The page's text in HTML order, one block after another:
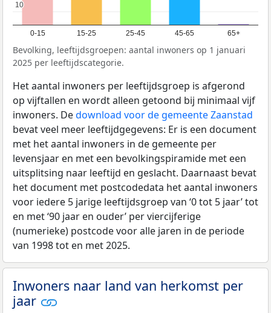
0-15 15-25 25-45 45-65 65+
10
10
Bevolking, leeftijdsgroepen: aantal inwoners op 1 januari
2025 per leeftijdscategorie.
Het aantal inwoners per leeftijdsgroep is afgerond
op vijftallen en wordt alleen getoond bij minimaal vijf
inwoners. Dedownload voor de gemeente Zaanstad
bevat veel meer leeftijdgegevens: Er is een document
met het aantal inwoners in de gemeente per
levensjaar en met een bevolkingspiramide met een
uitsplitsing naar leeftijd en geslacht. Daarnaast bevat
het document met postcodedata het aantal inwoners
voor iedere 5 jarige leeftijdsgroep van ‘0 tot 5 jaar’ tot
en met ‘90 jaar en ouder’ per viercijferige
(numerieke) postcode voor alle jaren in de periode
van 1998 tot en met 2025.
Inwoners naar land van herkomst per
jaar